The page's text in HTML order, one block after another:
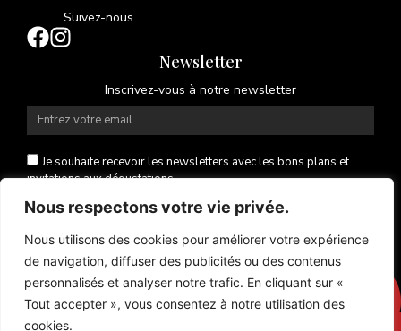
Nous respectons votre vie privée.
Nous utilisons des cookies pour améliorer votre expérience
de navigation, diffuser des publicités ou des contenus
personnalisés et analyser notre trafic. En cliquant sur «
Tout accepter », vous consentez à notre utilisation des
cookies.
Suivez-nous
Newsletter
Inscrivez-vous à notre newsletter
Je souhaite recevoir les newsletters avec les bons plans et
invitations aux dégustations.
Alternative: